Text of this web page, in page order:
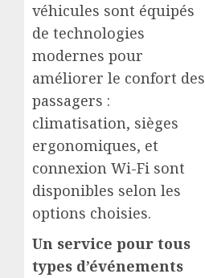
véhicules sont équipés
de technologies
modernes pour
améliorer le confort des
passagers :
climatisation, sièges
ergonomiques, et
connexion Wi-Fi sont
disponibles selon les
options choisies.
Un service pour tous
types d’événements